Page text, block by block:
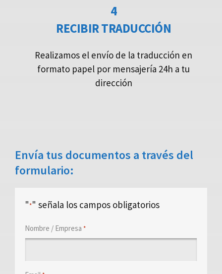
4
RECIBIR TRADUCCIÓN
Realizamos el envío de la traducción en
formato papel por mensajería 24h a tu
dirección
Envía tus documentos a través del
formulario:
"*" señala los campos obligatorios
Nombre / Empresa *